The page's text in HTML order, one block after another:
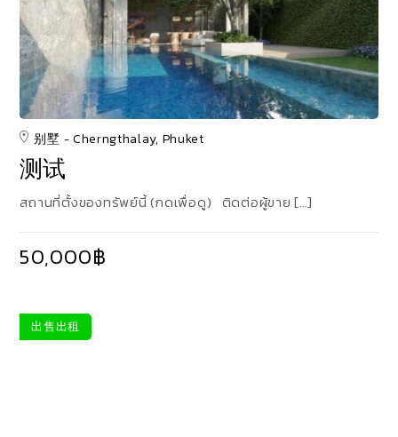
别墅 Cherngthalay, Phuket
测试
สถานที่ตั้งของทรัพย์นี้ (กดเพื่อดู) ติดต่อผู้ขาย […]
50,000฿
出售出租